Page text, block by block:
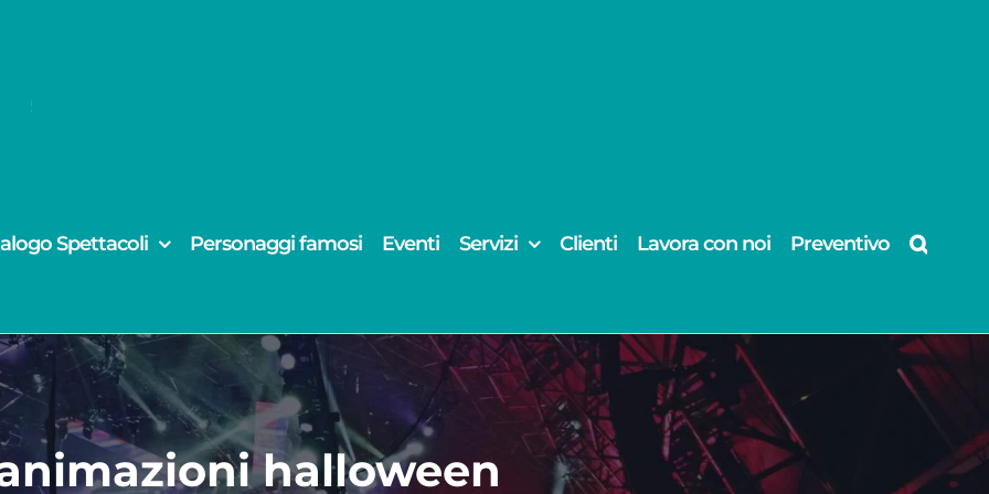
Spettacoli Personaggi famosi Eventi Servizi Clienti Lavora con noi Preventivo
halloween